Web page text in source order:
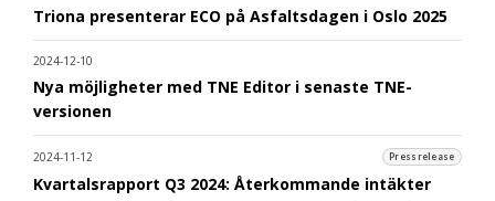
Triona presenterar ECO på Asfaltsdagen i Oslo 2025
2024-12-10
Nya möjligheter med TNE Editor i senaste TNE-
versionen
2024-11-12 Pressrelease
Kvartalsrapport Q3 2024: Återkommande intäkter